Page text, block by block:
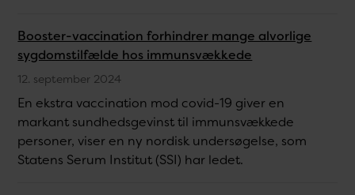
Booster-vaccination forhindrer mange alvorlige
sygdomstilfælde hos immunsvækkede
12. september 2024
En ekstra vaccination mod covid-19 giver en
markant sundhedsgevinst til immunsvækkede
personer, viser en ny nordisk undersøgelse, som
Statens Serum Institut (SSI) har ledet.